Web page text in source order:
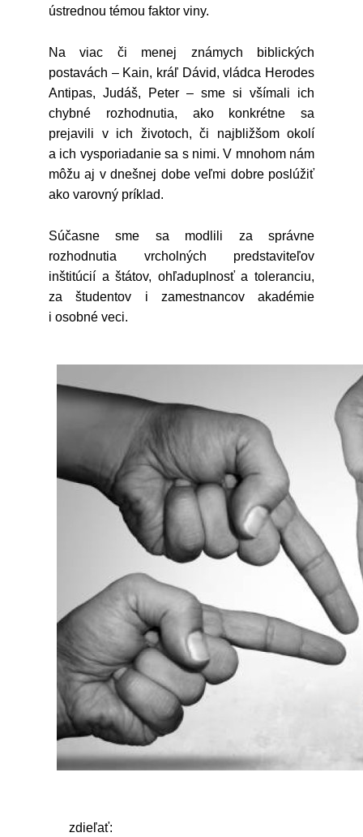
ústrednou témou faktor viny.
Na viac či menej známych biblických
postavách – Kain, kráľ Dávid, vládca Herodes
Antipas, Judáš, Peter – sme si všímali ich
chybné rozhodnutia, ako konkrétne sa
prejavili v ich životoch, či najbližšom okolí
a ich vysporiadanie sa s nimi. V mnohom nám
môžu aj v dnešnej dobe veľmi dobre poslúžiť
ako varovný príklad.
Súčasne sme sa modlili za správne
rozhodnutia vrcholných predstaviteľov
inštitúcií a štátov, ohľaduplnosť a toleranciu,
za študentov i zamestnancov akadémie
i osobné veci.
zdieľať: